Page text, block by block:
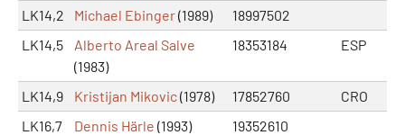
LK14,2
Michael Ebinger(1989)
18997502
LK14,5
Alberto Areal Salve
(1983)
18353184 ESP
LK14,9 Kristijan Mikovic(1978) 17852760
CRO
LK16,7
Dennis Härle (1993)
19352610